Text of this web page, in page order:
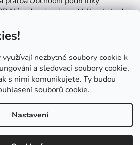
nezbytné soubory cookie k
a sledovací soubory cookie,
s nimi komunikujete. Ty budou
souborů cookie.
Nastavení
Návody a inspiraceVelkoobchod
Míša:605 077 705
Vytvořil Shoptet